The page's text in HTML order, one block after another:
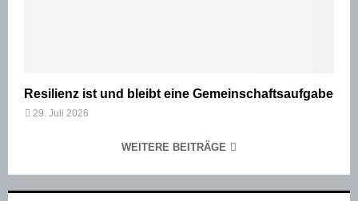
Resilienz ist und bleibt eine Gemeinschaftsaufgabe
29. Juli 2026
WEITERE BEITRÄGE